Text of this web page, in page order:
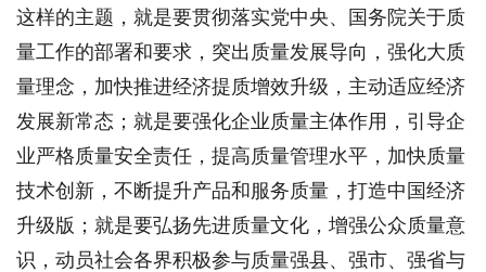
这样的主题，就是要贯彻落实党中央、国务院关于质
量工作的部署和要求，突出质量发展导向，强化大质
量理念，加快推进经济提质增效升级，主动适应经济
发展新常态；就是要强化企业质量主体作用，引导企
业严格质量安全责任，提高质量管理水平，加快质量
技术创新，不断提升产品和服务质量，打造中国经济
升级版；就是要弘扬先进质量文化，增强公众质量意
识，动员社会各界积极参与质量强县、强市、强省与